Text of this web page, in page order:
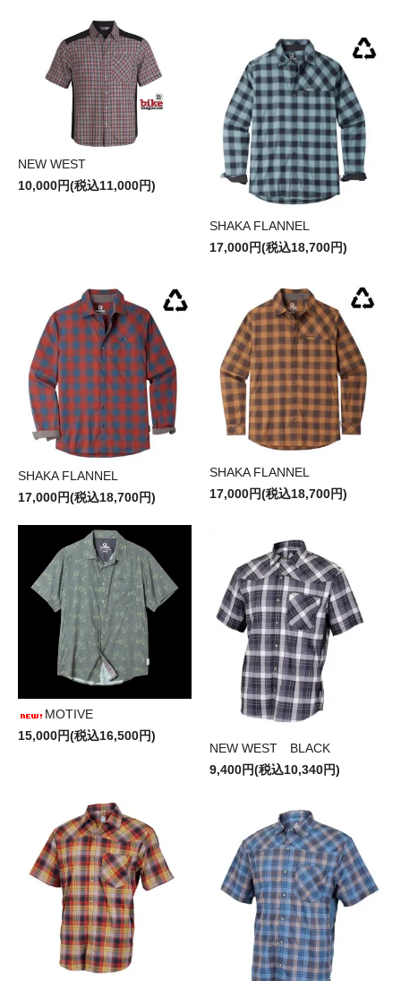
NEW WEST
10,000円(税込11,000円)
SHAKA FLANNEL
17,000円(税込18,700円)
SHAKA FLANNEL
17,000円(税込18,700円)
SHAKA FLANNEL
17,000円(税込18,700円)
MOTIVE
15,000円(税込16,500円)
NEW WEST BLACK
9,400円(税込10,340円)